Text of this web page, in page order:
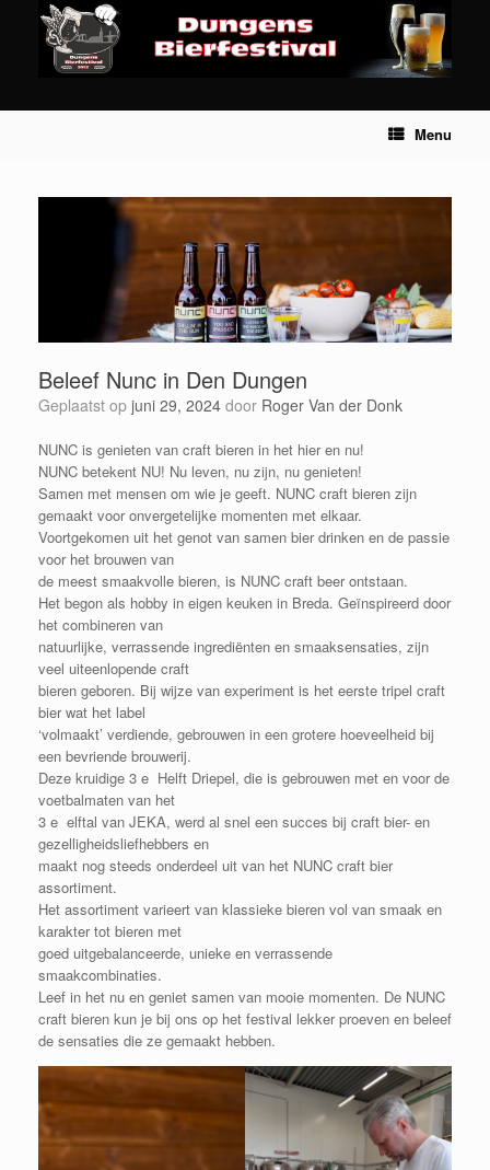
Menu
Beleef Nunc in Den Dungen
Geplaatst op juni 29, 2024 door Roger Van der Donk
NUNC is genieten van craft bieren in het hier en nu!
NUNC betekent NU! Nu leven, nu zijn, nu genieten!
Samen met mensen om wie je geeft. NUNC craft bieren zijn
gemaakt voor onvergetelijke momenten met elkaar.
Voortgekomen uit het genot van samen bier drinken en de passie
voor het brouwen van
de meest smaakvolle bieren, is NUNC craft beer ontstaan.
Het begon als hobby in eigen keuken in Breda. Geïnspireerd door
het combineren van
natuurlijke, verrassende ingrediënten en smaaksensaties, zijn
veel uiteenlopende craft
bieren geboren. Bij wijze van experiment is het eerste tripel craft
bier wat het label
‘volmaakt’ verdiende, gebrouwen in een grotere hoeveelheid bij
een bevriende brouwerij.
Deze kruidige 3 e Helft Driepel, die is gebrouwen met en voor de
voetbalmaten van het
3 e elftal van JEKA, werd al snel een succes bij craft bier- en
gezelligheidsliefhebbers en
maakt nog steeds onderdeel uit van het NUNC craft bier
assortiment.
Het assortiment varieert van klassieke bieren vol van smaak en
karakter tot bieren met
goed uitgebalanceerde, unieke en verrassende
smaakcombinaties.
Leef in het nu en geniet samen van mooie momenten. De NUNC
craft bieren kun je bij ons op het festival lekker proeven en beleef
de sensaties die ze gemaakt hebben.